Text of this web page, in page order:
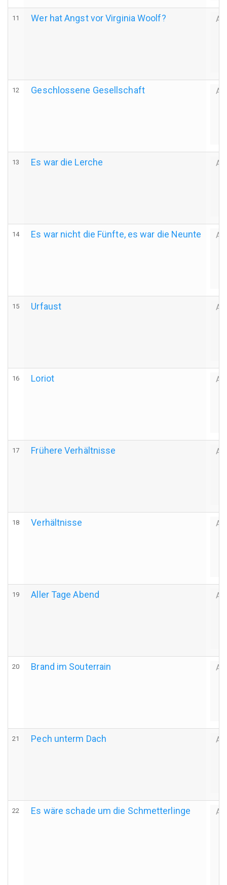
11 Wer hat Angst vor Virginia Woolf?
12 Geschlossene Gesellschaft
13 Es war die Lerche
14 Es war nicht die Fünfte, es war die Neunte
15 Urfaust
16 Loriot
17 Frühere Verhältnisse
18 Verhältnisse
19 Aller Tage Abend
20 Brand im Souterrain
21 Pech unterm Dach
22 Es wäre schade um die Schmetterlinge